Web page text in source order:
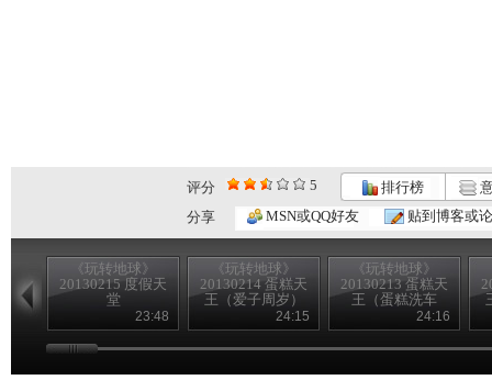
评分 5 排行榜
分享
MSN或QQ好友 贴到博客或
《玩转地球》
20130215 度假天
堂
23:48
《玩转地球》
20130214 蛋糕天
王（爱子周岁）
24:15
《玩转地球》
20130213 蛋糕天
王（蛋糕洗车
24:16